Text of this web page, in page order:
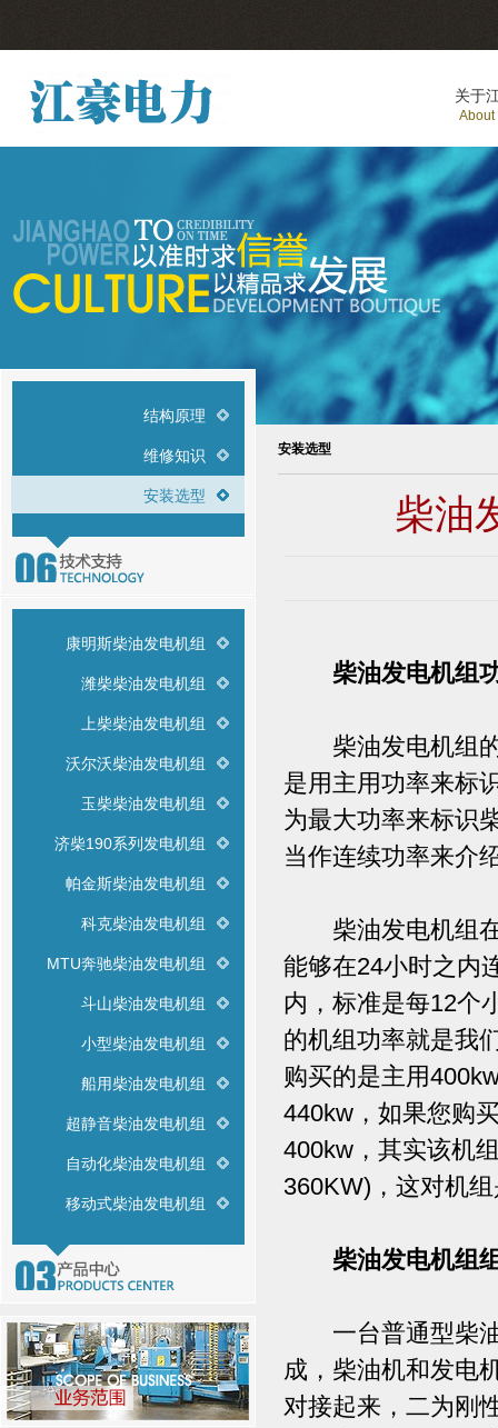
关于
About
结构原理
维修知识
安装选型
康明斯柴油发电机组
潍柴柴油发电机组
上柴柴油发电机组
沃尔沃柴油发电机组
玉柴柴油发电机组
济柴190系列发电机组
帕金斯柴油发电机组
科克柴油发电机组
MTU奔驰柴油发电机组
斗山柴油发电机组
小型柴油发电机组
船用柴油发电机组
超静音柴油发电机组
自动化柴油发电机组
移动式柴油发电机组
安装选型
柴油
柴油发电机组
柴油发电机组的
是用主用功率来标
为最大功率来标识
当作连续功率来介
柴油发电机组在
能够在24小时之内
内，标准是每12个
的机组功率就是我
购买的是主用
440kw，如果您购
400kw，其实该机
360KW)，这对机
柴油发电机组
一台普通型柴油
成，柴油机和发电
对接起来，二为刚